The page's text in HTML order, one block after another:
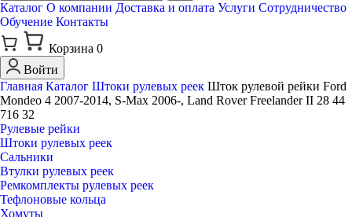
Каталог О компании Доставка и оплата Услуги Сотрудничество
Обучение Контакты
Корзина 0
Войти
Главная Каталог Штоки рулевых реек Шток рулевой рейки Ford
Mondeo 4 2007-2014, S-Max 2006-, Land Rover Freelander II 28 44
716 32
Рулевые рейки
Штоки рулевых реек
Сальники
Втулки рулевых реек
Ремкомплекты рулевых реек
Тефлоновые кольца
Хомуты